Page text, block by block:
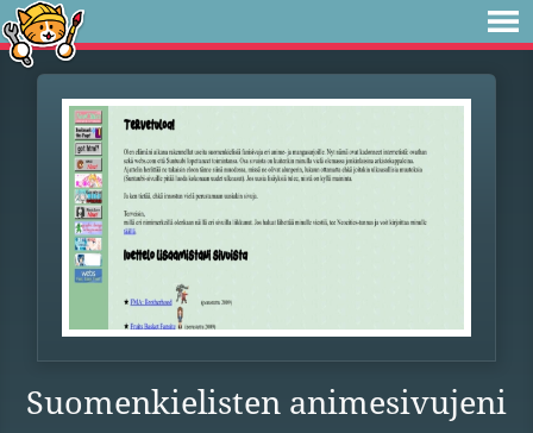
Suomenkielisten animesivujeni